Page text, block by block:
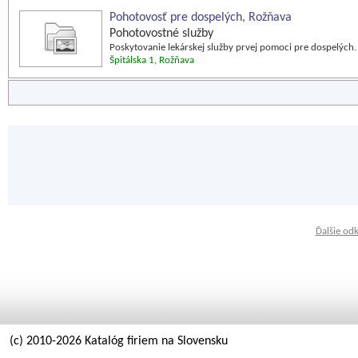
Pohotovosť pre dospelých, Rožňava
Pohotovostné služby
Poskytovanie lekárskej služby prvej pomoci pre dospelých.
Špitálska 1, Rožňava
Ďalšie
(c) 2010-2026 Katalóg firiem na Slovensku